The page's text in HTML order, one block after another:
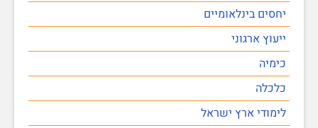
יחסים בינלאומיים
ייעוץ ארגוני
כימיה
כלכלה
לימודי ארץ ישראל